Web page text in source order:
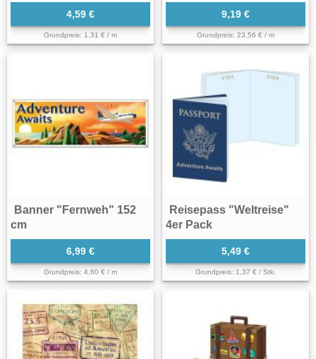
4,59 €
Grundpreis: 1,31 € / m
9,19 €
Grundpreis: 23,56 € / m
Banner "Fernweh" 152
cm
6,99 €
Grundpreis: 4,60 € / m
Reisepass "Weltreise"
4er Pack
5,49 €
Grundpreis: 1,37 € / Stk.